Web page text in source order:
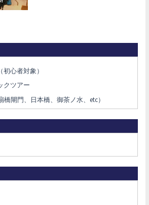
心者対象）
クツアー
橋閘門、日本橋、御茶ノ水、etc）